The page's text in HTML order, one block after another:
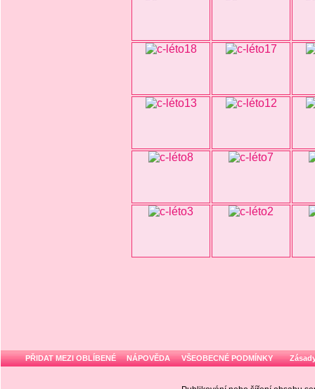
PŘIDAT MEZI OBLÍBENÉ NÁPOVĚDA VŠEOBECNÉ PODMÍNKY